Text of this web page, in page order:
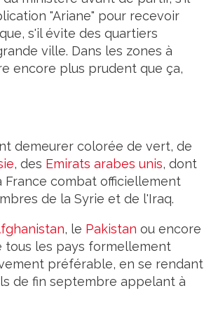
"Ariane" pour recevoir
s'il évite des quartiers
ville. Dans les zones à
encore plus prudent que ça,
demeurer colorée de vert, de
, des Emirats arabes unis, dont
combat officiellement
de la Syrie et de l'Iraq.
, le Pakistan ou encore
tous les pays formellement
préférable, en se rendant
de fin septembre appelant à